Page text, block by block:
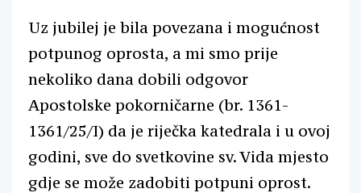
Uz jubilej je bila povezana i mogućnost
potpunog oprosta, a mi smo prije
nekoliko dana dobili odgovor
Apostolske pokorničarne (br. 1361-
1361/25/I) da je riječka katedrala i u ovoj
godini, sve do svetkovine sv. Vida mjesto
gdje se može zadobiti potpuni oprost.